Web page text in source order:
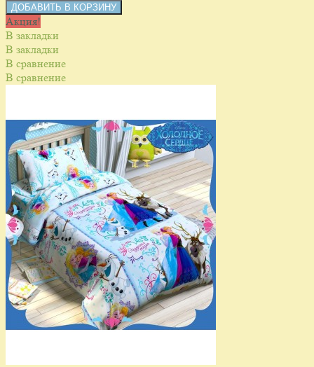
Акция!
В закладки
В закладки
В сравнение
В сравнение